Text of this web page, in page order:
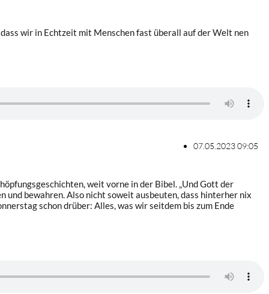
wir in Echtzeit mit Menschen fast überall auf der Welt nen
07.05.2023 09:05
weit vorne in der Bibel. „Und Gott der
und bewahren. Also nicht soweit ausbeuten, dass hinterher nix
schon drüber: Alles, was wir seitdem bis zum Ende